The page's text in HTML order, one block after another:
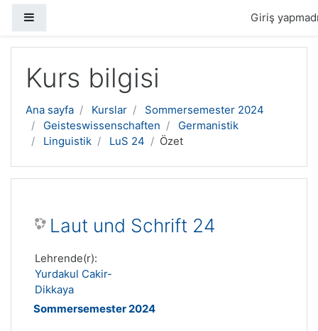
Giriş
Kurs bilgisi
Ana sayfa Kurslar
Sommersemester 2024
Geisteswissenschaften
Germanistik
Linguistik
LuS 24 Özet
Laut und Schrift 24
Lehrende(r):
Yurdakul Cakir-
Dikkaya
Sommersemester 2024